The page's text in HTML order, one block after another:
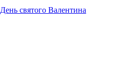
День святого Валентина